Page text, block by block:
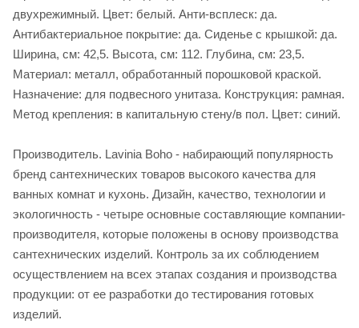
двухрежимный. Цвет: белый. Анти-всплеск: да.
Антибактериальное покрытие: да. Сиденье c крышкой: да.
Ширина, см: 42,5. Высота, см: 112. Глубина, см: 23,5.
Материал: металл, обработанный порошковой краской.
Назначение: для подвесного унитаза. Конструкция: рамная.
Метод крепления: в капитальную стену/в пол. Цвет: синий.
Производитель. Lavinia Boho - набирающий популярность
бренд сантехнических товаров высокого качества для
ванных комнат и кухонь. Дизайн, качество, технологии и
экологичность - четыре основные составляющие компании-
производителя, которые положены в основу производства
сантехнических изделий. Контроль за их соблюдением
осуществлением на всех этапах создания и производства
продукции: от ее разработки до тестирования готовых
изделий.